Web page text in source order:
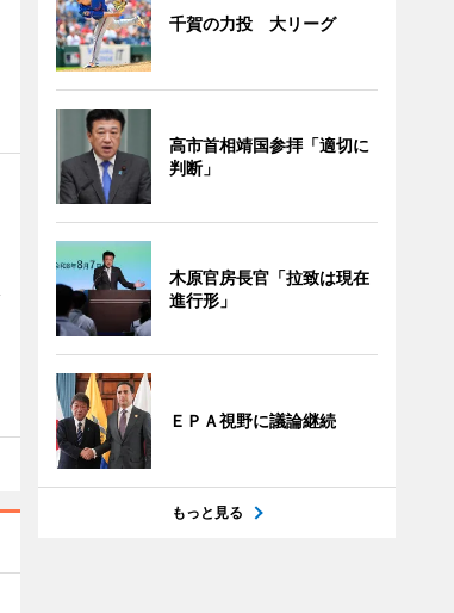
千賀の力投 大リーグ
高市首相靖国参拝「適切に
判断」
木原官房長官「拉致は現在
進行形」
ＥＰＡ視野に議論継続
もっと見る